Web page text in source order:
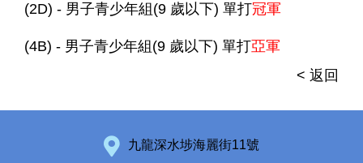
(2D) - 男子青少年組(9 歲以下) 單打冠軍
(4B) - 男子青少年組(9 歲以下) 單打亞軍
< 返回
九龍深水埗海麗街11號